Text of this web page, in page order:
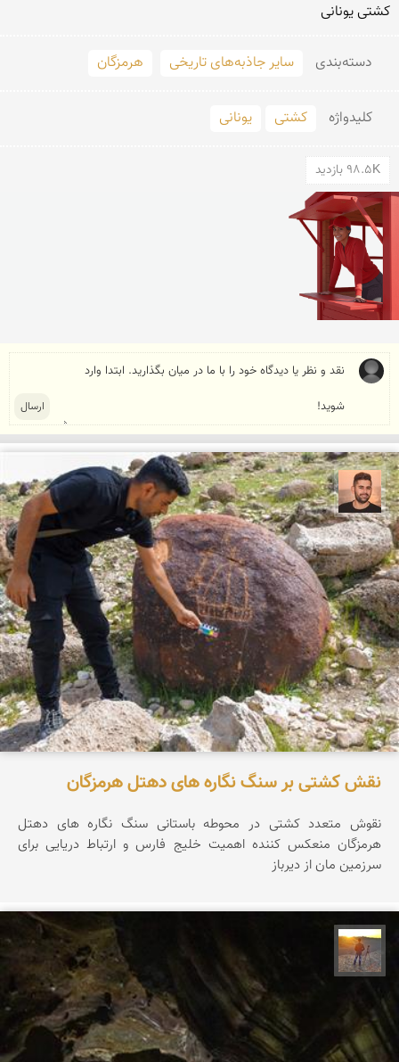
كشتی یونانی
دسته‌بندی سایر جاذبه‌های تاریخی هرمزگان
کلید‌واژه کشتی یونانی
98.5K بازدید
ابراهیم رفیعی
نقش کشتی بر سنگ نگاره های دهتل هرمزگان
نقوش متعدد کشتی در محوطه باستانی سنگ نگاره های دهتل
هرمزگان منعکس کننده اهمیت خلیج فارس و ارتباط دریایی برای
سرزمین مان از دیرباز